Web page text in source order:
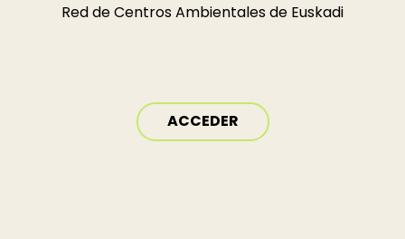
Red de Centros Ambientales de Euskadi
ACCEDER